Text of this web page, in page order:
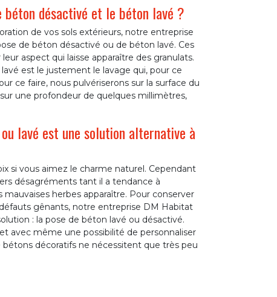
désactivé et le béton lavé ?
de vos sols extérieurs, notre entreprise
de béton désactivé ou de béton lavé. Ces
aspect qui laisse apparaître des granulats.
est le justement le lavage qui, pour ce
ce faire, nous pulvériserons sur la surface du
une profondeur de quelques millimètres,
lavé est une solution alternative à
si vous aimez le charme naturel. Cependant
désagréments tant il a tendance à
mauvaises herbes apparaître. Pour conserver
gênants, notre entreprise DM Habitat
: la pose de béton lavé ou désactivé.
avec même une possibilité de personnaliser
décoratifs ne nécessitent que très peu